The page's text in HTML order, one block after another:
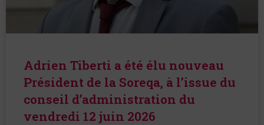
Adrien Tiberti a été élu nouveau
Président de la Soreqa, à l’issue du
conseil d’administration du
vendredi 12 juin 2026